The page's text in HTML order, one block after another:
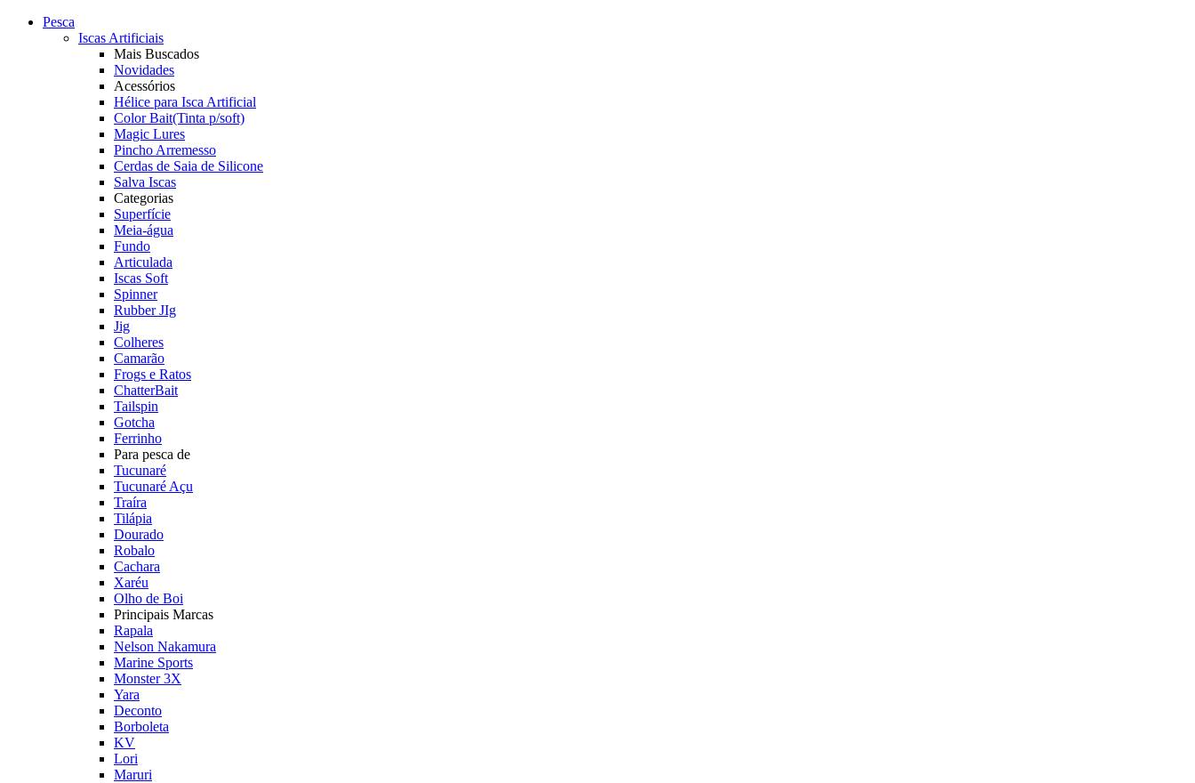
Pesca
Iscas Artificiais
Mais Buscados
Novidades
Acessórios
Hélice para Isca Artificial
Color Bait(Tinta p/soft)
Magic Lures
Pincho Arremesso
Cerdas de Saia de Silicone
Salva Iscas
Categorias
Superfície
Meia-água
Fundo
Articulada
Iscas Soft
Spinner
Rubber JIg
Jig
Colheres
Camarão
Frogs e Ratos
ChatterBait
Tailspin
Gotcha
Ferrinho
Para pesca de
Tucunaré
Tucunaré Açu
Traíra
Tilápia
Dourado
Robalo
Cachara
Xaréu
Olho de Boi
Principais Marcas
Rapala
Nelson Nakamura
Marine Sports
Monster 3X
Yara
Deconto
Borboleta
KV
Lori
Maruri